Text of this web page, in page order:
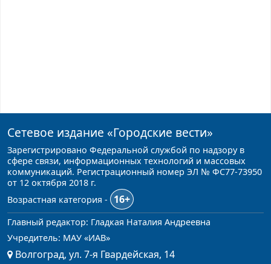
Сетевое издание «Городские вести»
Зарегистрировано Федеральной службой по надзору в
сфере связи, информационных технологий и массовых
коммуникаций. Регистрационный номер ЭЛ № ФС77-73950
от 12 октября 2018 г.
Возрастная категория -
16+
Главный редактор: Гладкая Наталия Андреевна
Учредитель: МАУ «ИАВ»
Волгоград, ул. 7-я Гвардейская, 14